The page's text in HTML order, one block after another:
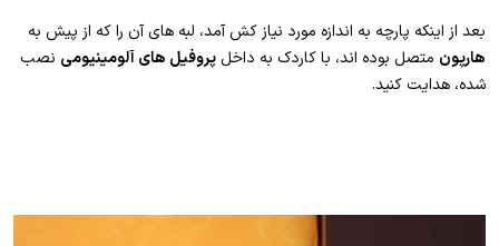
بعد از اینکه پارچه به اندازه مورد نیاز کش آمد، لبه­ های آن را که از پیش به
هارپون متصل بوده اند، با کاردک به داخل پروفیل­ های آلومینیومی نصب
شده، هدایت کنید.